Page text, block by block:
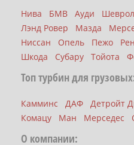
Нива БМВ Ауди
Лэнд Ровер
Мазда
Ниссан
Опель Пежо
Шкода
Субару Тойота
Топ турбин для
Камминс ДАФ Детройт
Комацу
Ман Мерседес
О компании: